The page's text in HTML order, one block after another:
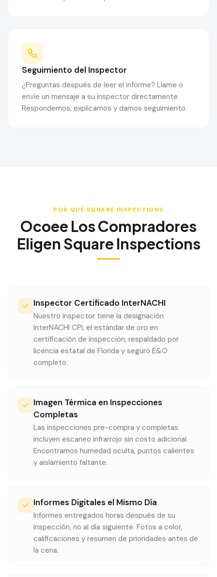
Seguimiento del Inspector
¿Preguntas después de leer el informe? Llame o
envíe un mensaje a su inspector directamente.
Respondemos, explicamos y damos seguimiento.
POR QUÉ SQUARE INSPECTIONS
Ocoee Los Compradores
Eligen Square Inspections
Inspector Certificado InterNACHI
Nuestro inspector tiene la designación
InterNACHI CPI, el estándar de oro en
certificación de inspección, respaldado por
licencia estatal de Florida y seguro E&O
completo.
Imagen Térmica en Inspecciones
Completas
Las inspecciones pre-compra y completas
incluyen escaneo infrarrojo sin costo adicional.
Encontramos humedad oculta, puntos calientes
y aislamiento faltante.
Informes Digitales el Mismo Día
Informes entregados horas después de su
inspección, no al día siguiente. Fotos a color,
calificaciones y resumen de prioridades antes de
la cena.